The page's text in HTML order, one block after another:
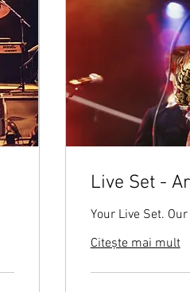
Live Set -
Your Live Set.
Citește mai mult